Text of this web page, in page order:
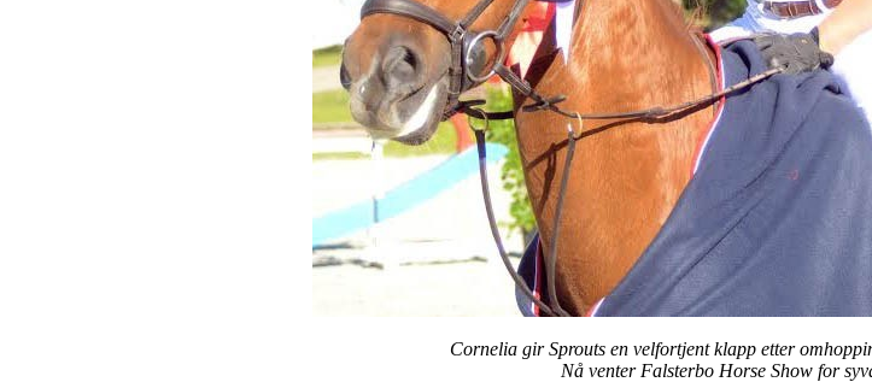
Cornelia gir Sprouts en velfortjent klapp etter
Nå venter Falsterbo Horse Show for